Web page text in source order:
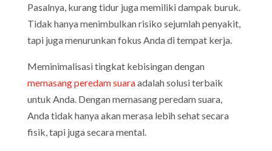
Pasalnya, kurang tidur juga memiliki dampak buruk.
Tidak hanya menimbulkan risiko sejumlah penyakit,
tapi juga menurunkan fokus Anda di tempat kerja.
Meminimalisasi tingkat kebisingan dengan
memasang peredam suaraadalah solusi terbaik
untuk Anda. Dengan memasang peredam suara,
Anda tidak hanya akan merasa lebih sehat secara
fisik, tapi juga secara mental.